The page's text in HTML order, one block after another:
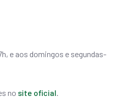
e aos domingos e segundas-
no site oficial